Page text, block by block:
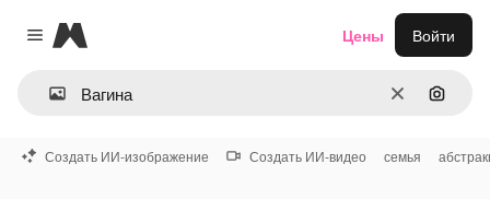
Close menu
Magnific
ОчиститьПоиск
Цены Войти
Создать ИИ-изображение Создать ИИ-видео семья